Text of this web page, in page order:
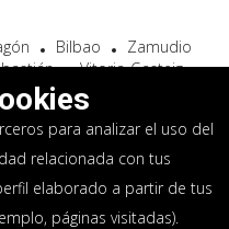
Bilbao
Zamudio
Vitoria-Gasteiz
Bidart
– SPAIN
para analizar el uso del
relacionada con tus
elaborado a partir de tus
páginas visitadas).